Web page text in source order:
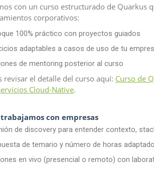
con un curso estructurado de Quarkus
corporativos:
100% práctico con proyectos guiados
adaptables a casos de uso de tu
de mentoring posterior al curso
revisar el detalle del curso aquí: Curso de
Cloud-Native.
con empresas
de discovery para entender contexto,
de temario y número de horas
en vivo (presencial o remoto) con